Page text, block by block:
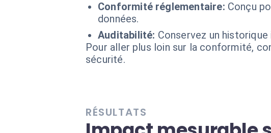
Conformité réglementaire: Conçu
données.
Auditabilité: Conservez un
Pour aller plus loin sur la conformité,
sécurité.
RÉSULTATS